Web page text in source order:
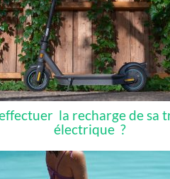
la recharge de sa
électrique ?